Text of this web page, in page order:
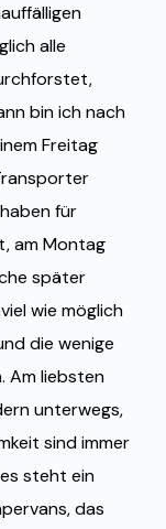
alle
bin ich nach
Freitag
für
am Montag
später
wie möglich
die wenige
Am liebsten
unterwegs,
sind immer
steht ein
das